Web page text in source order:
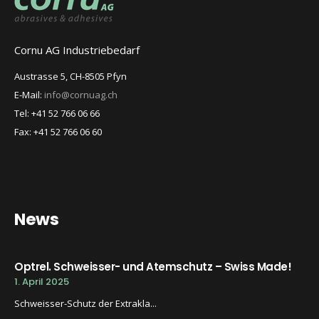
Cornu AG Industriebedarf
Austrasse 5, CH-8505 Pfyn
E-Mail: info@cornuag.ch
Tel: +41 52 766 06 66
Fax: +41 52 766 06 60
News
Optrel. Schweisser- und Atemschutz – Swiss Made!
1. April 2025
Schweisser-Schutz der Extrakla...